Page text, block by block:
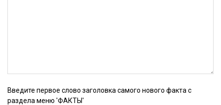
Введите первое слово заголовка самого нового факта с
раздела меню 'ФАКТЫ'